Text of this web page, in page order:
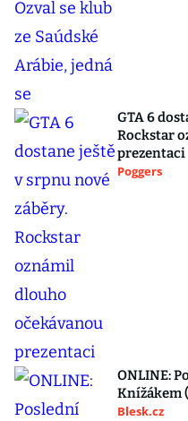
GTA 6
Rockstar
prezentaci
Poggers
ONLINE:
Knížákem
Blesk.cz